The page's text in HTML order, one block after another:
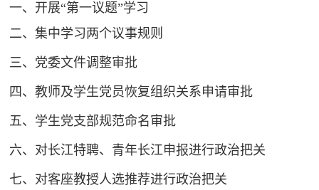
一、开展“第一议题”学习
二、集中学习两个议事规则
三、党委文件调整审批
四、教师及学生党员恢复组织关系申请审批
五、学生党支部规范命名审批
六、对长江特聘、青年长江申报进行政治把关
七、对客座教授人选推荐进行政治把关